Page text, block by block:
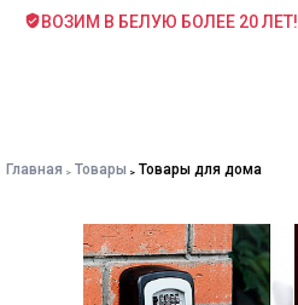
ВОЗИМ В БЕЛУЮ БОЛЕЕ 20 ЛЕТ!
Главная Товары Товары для дома